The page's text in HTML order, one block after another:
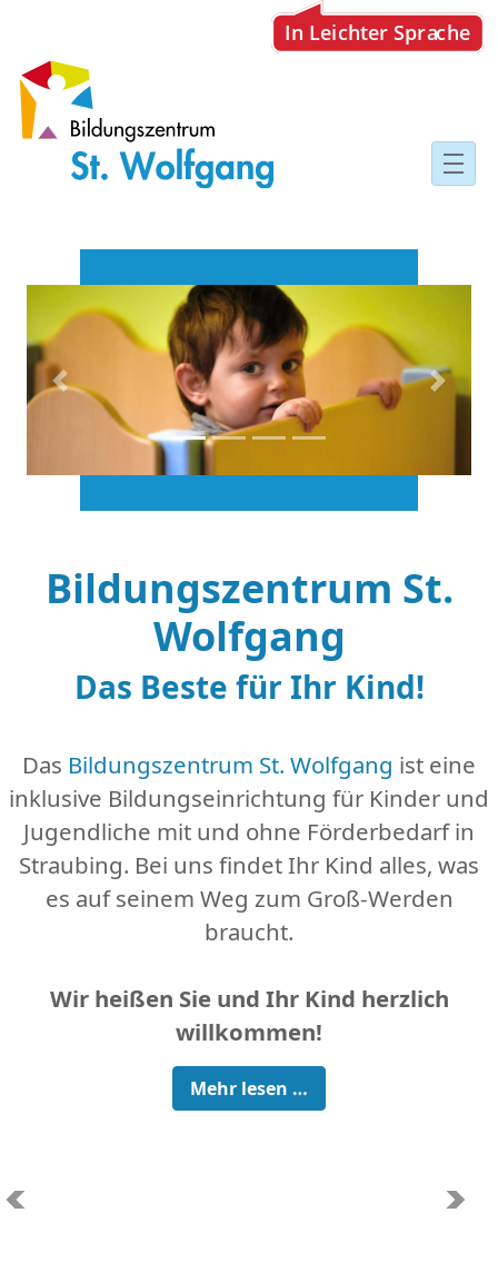
Bildungszentrum
Previous Next
Bildungszentrum St.
Wolfgang
Das Beste für Ihr Kind!
Das Bildungszentrum St. Wolfgang ist eine
inklusive Bildungseinrichtung für Kinder und
Jugendliche mit und ohne Förderbedarf in
Straubing. Bei uns findet Ihr Kind alles, was
es auf seinem Weg zum Groß-Werden
braucht.
Wir heißen Sie und Ihr Kind herzlich
willkommen!
Mehr lesen …